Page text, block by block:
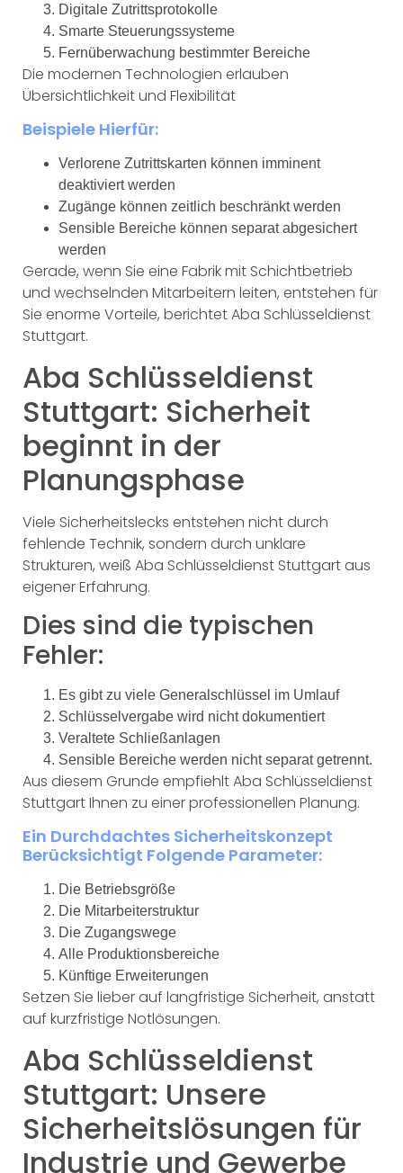
Digitale Zutrittsprotokolle
Smarte Steuerungssysteme
Fernüberwachung bestimmter Bereiche
Die modernen Technologien erlauben
Übersichtlichkeit und Flexibilität
Beispiele Hierfür:
Verlorene Zutrittskarten können imminent
deaktiviert werden
Zugänge können zeitlich beschränkt werden
Sensible Bereiche können separat abgesichert
werden
Gerade, wenn Sie eine Fabrik mit Schichtbetrieb
und wechselnden Mitarbeitern leiten, entstehen für
Sie enorme Vorteile, berichtet Aba Schlüsseldienst
Stuttgart.
Aba Schlüsseldienst
Stuttgart: Sicherheit
beginnt in der
Planungsphase
Viele Sicherheitslecks entstehen nicht durch
fehlende Technik, sondern durch unklare
Strukturen, weiß Aba Schlüsseldienst Stuttgart aus
eigener Erfahrung.
Dies sind die typischen
Fehler:
Es gibt zu viele Generalschlüssel im Umlauf
Schlüsselvergabe wird nicht dokumentiert
Veraltete Schließanlagen
Sensible Bereiche werden nicht separat getrennt.
Aus diesem Grunde empfiehlt Aba Schlüsseldienst
Stuttgart Ihnen zu einer professionellen Planung.
Ein Durchdachtes Sicherheitskonzept
Berücksichtigt Folgende Parameter:
Die Betriebsgröße
Die Mitarbeiterstruktur
Die Zugangswege
Alle Produktionsbereiche
Künftige Erweiterungen
Setzen Sie lieber auf langfristige Sicherheit, anstatt
auf kurzfristige Notlösungen.
Aba Schlüsseldienst
Stuttgart: Unsere
Sicherheitslösungen für
Industrie und Gewerbe